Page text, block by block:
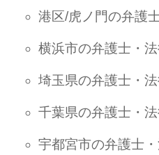
港区/虎ノ門の弁護
横浜市の弁護士・
埼玉県の弁護士・
千葉県の弁護士・
宇都宮市の弁護士